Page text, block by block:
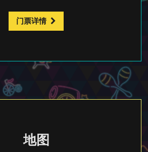
门票详情
地图